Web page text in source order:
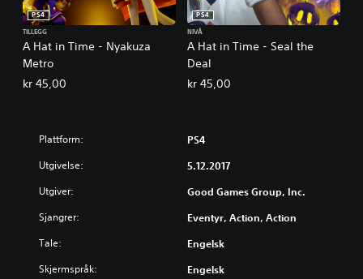
A Hat in Time - Nyakuza
Metro
PS4
TILLEGG
kr 45,00
A Hat in Time - Seal the
Deal
PS4
NIVÅ
kr 45,00
Plattform: PS4
Utgivelse: 5.12.2017
Utgiver: Good Games Group, Inc.
Sjangrer: Eventyr, Action, Action
Tale: Engelsk
Skjermspråk: Engelsk